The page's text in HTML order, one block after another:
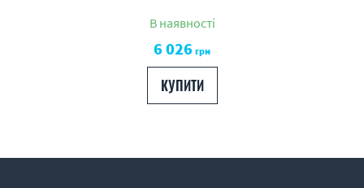
В наявності
6 026 грн
КУПИТИ